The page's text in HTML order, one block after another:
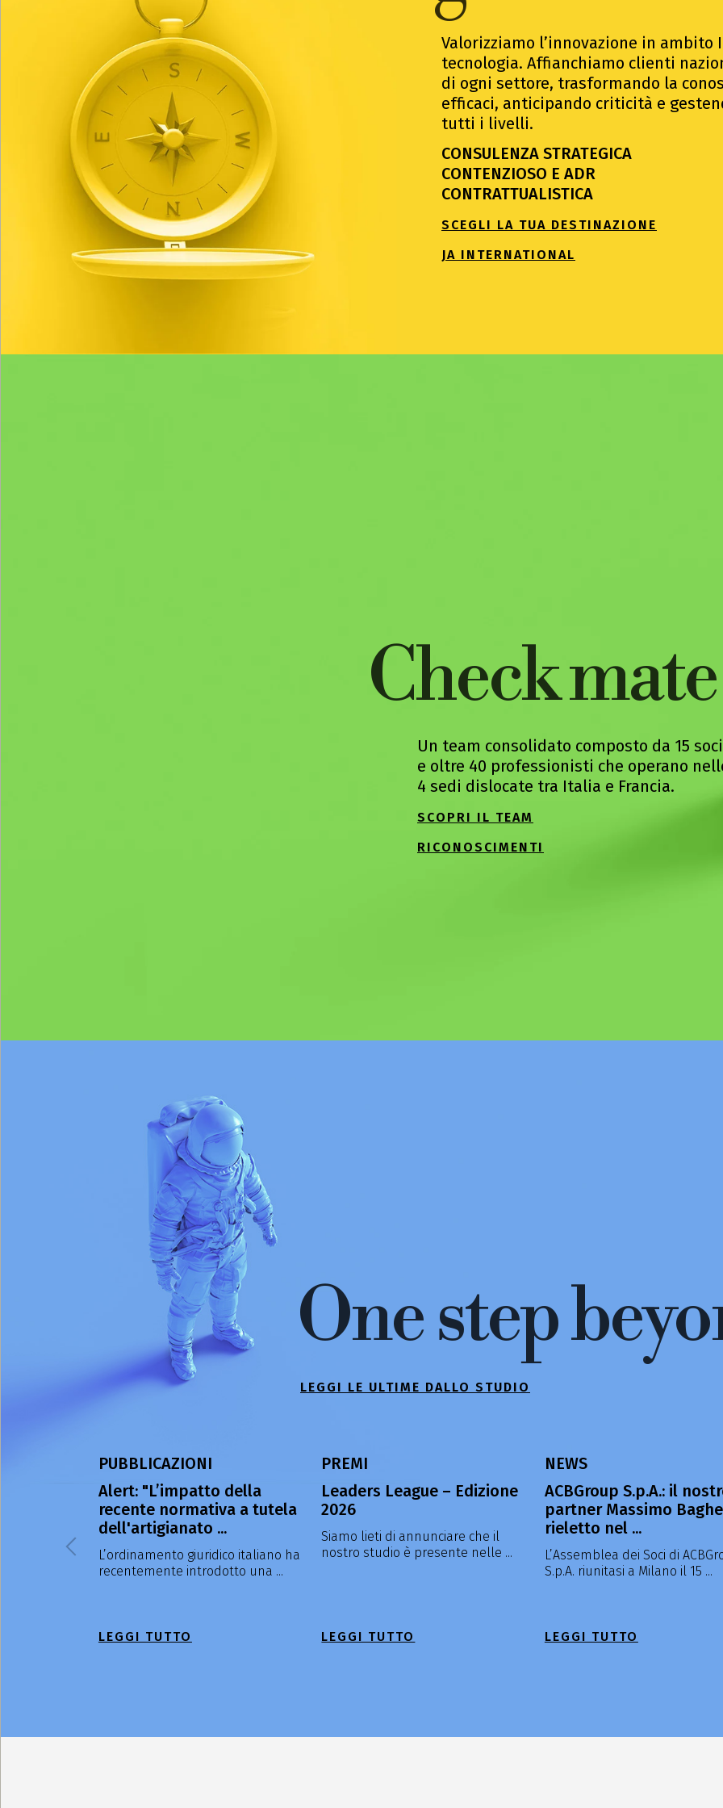
Valorizziamo l’innovazione in ambito
tecnologia. Affianchiamo clienti
di ogni settore, trasformando la
efficaci, anticipando criticità e
tutti i livelli.
CONSULENZA STRATEGICA
CONTENZIOSO E ADR
CONTRATTUALISTICA
SCEGLI LA TUA DESTINAZIONE
JA INTERNATIONAL
Check mate
Un team consolidato composto da 15 soci
e oltre 40 professionisti che operano
4 sedi dislocate tra Italia e Francia.
SCOPRI IL TEAM
RICONOSCIMENTI
One step
LEGGI LE ULTIME DALLO STUDIO
PUBBLICAZIONI
Alert: "L’impatto della
recente normativa a tutela
dell'artigianato ...
L’ordinamento giuridico italiano ha
recentemente introdotto una ...
LEGGI TUTTO
PREMI
Leaders League – Edizione
2026
Siamo lieti di annunciare che il
nostro studio è presente nelle ...
LEGGI TUTTO
NEWS
ACBGroup S.p.A.: il
partner Massimo
rieletto nel ...
L’Assemblea dei Soci di
S.p.A. riunitasi a Milano il 15 ...
LEGGI TUTTO